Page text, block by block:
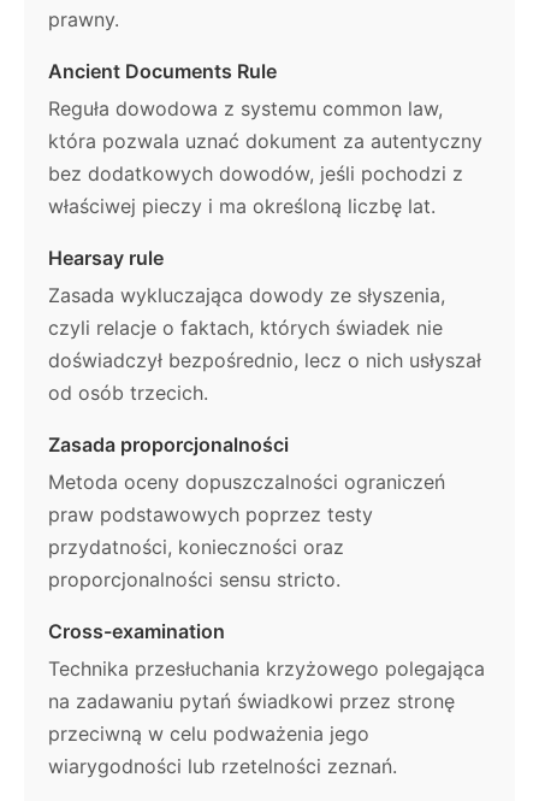
prawny.
Ancient Documents Rule
Reguła dowodowa z systemu common law,
która pozwala uznać dokument za autentyczny
bez dodatkowych dowodów, jeśli pochodzi z
właściwej pieczy i ma określoną liczbę lat.
Hearsay rule
Zasada wykluczająca dowody ze słyszenia,
czyli relacje o faktach, których świadek nie
doświadczył bezpośrednio, lecz o nich usłyszał
od osób trzecich.
Zasada proporcjonalności
Metoda oceny dopuszczalności ograniczeń
praw podstawowych poprzez testy
przydatności, konieczności oraz
proporcjonalności sensu stricto.
Cross-examination
Technika przesłuchania krzyżowego polegająca
na zadawaniu pytań świadkowi przez stronę
przeciwną w celu podważenia jego
wiarygodności lub rzetelności zeznań.